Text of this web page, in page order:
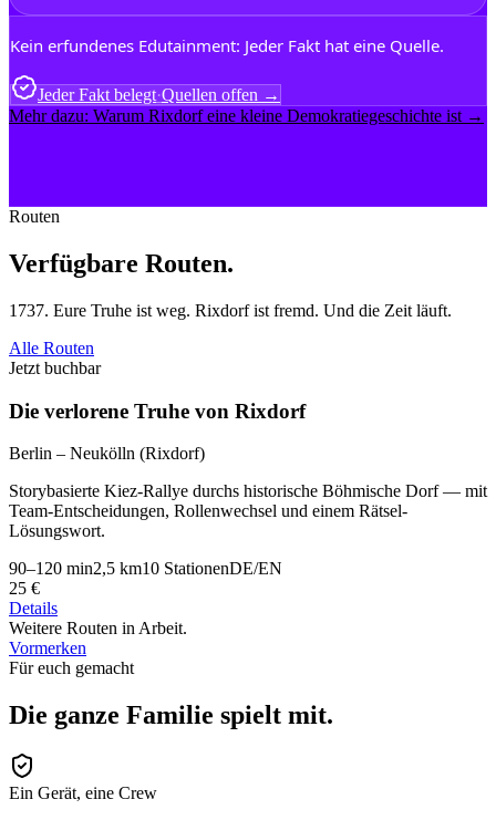
Kein erfundenes Edutainment: Jeder Fakt hat eine Quelle.
Jeder Fakt belegt·Quellen offen →
Mehr dazu: Warum Rixdorf eine kleine Demokratiegeschichte ist →
Routen
Verfügbare Routen.
1737. Eure Truhe ist weg. Rixdorf ist fremd. Und die Zeit läuft.
Alle Routen
Jetzt buchbar
Die verlorene Truhe von Rixdorf
Berlin – Neukölln (Rixdorf)
Storybasierte Kiez-Rallye durchs historische Böhmische Dorf — mit
Team-Entscheidungen, Rollenwechsel und einem Rätsel-
Lösungswort.
90–120 min2,5 km10 StationenDE/EN
25 €
Details
Weitere Routen in Arbeit.
Vormerken
Für euch gemacht
Die ganze Familie spielt mit.
Ein Gerät, eine Crew